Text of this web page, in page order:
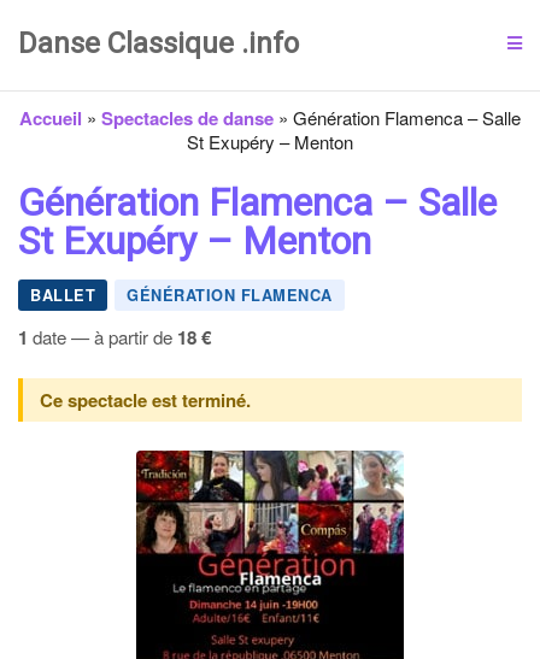
Danse Classique .info
Accueil » Spectacles de danse » Génération Flamenca – Salle
St Exupéry – Menton
Génération Flamenca – Salle
St Exupéry – Menton
BALLET GÉNÉRATION FLAMENCA
1 date — à partir de 18 €
Ce spectacle est terminé.